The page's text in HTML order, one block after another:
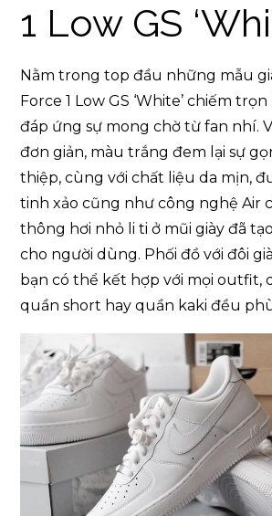
1 Low GS
Nằm trong top đầu những mẫu
Force 1 Low GS ‘White’ chiếm
đáp ứng sự mong chờ từ fan nhí.
đơn giản, màu trắng đem lại sự
thiệp, cùng với chất liệu da mịn,
tinh xảo cũng như công nghệ Air
thông hơi nhỏ li ti ở mũi giày đã
cho người dùng. Phối đồ với đôi
bạn có thể kết hợp với mọi outfit,
quần short hay quần kaki đều